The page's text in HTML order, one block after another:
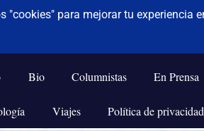
un poco
Bio Columnistas En Prensa
Viajes Política de privacidad